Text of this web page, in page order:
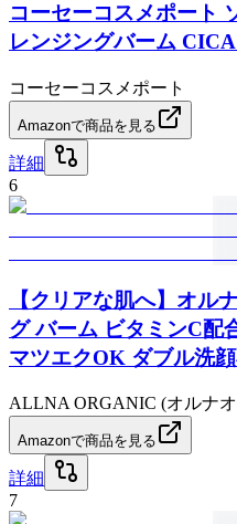
コーセーコスメポート
レンジングバーム
コーセーコスメポート
Amazonで商品を見る
詳細
6
【クリアな肌へ】オル
グ バーム ビタミンC配
マツエクOK ダブル洗
ALLNA ORGANIC (オルナ
Amazonで商品を見る
詳細
7